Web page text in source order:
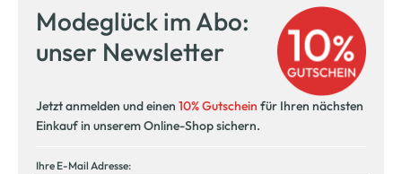
Modeglück im Abo:
unser Newsletter
Jetzt anmelden und einen 10% Gutschein für Ihren nächsten
Einkauf in unserem Online-Shop sichern.
Ihre E-Mail Adresse: